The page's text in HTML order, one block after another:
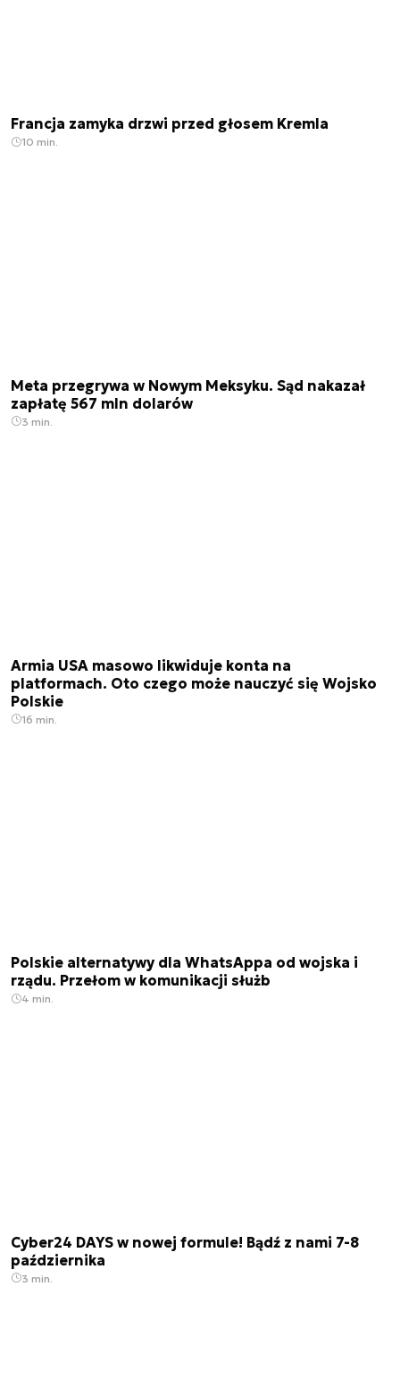
Francja zamyka drzwi przed głosem Kremla
10 min.
Meta przegrywa w Nowym Meksyku. Sąd nakazał
zapłatę 567 mln dolarów
3 min.
Armia USA masowo likwiduje konta na
platformach. Oto czego może nauczyć się Wojsko
Polskie
16 min.
Polskie alternatywy dla WhatsAppa od wojska i
rządu. Przełom w komunikacji służb
4 min.
Cyber24 DAYS w nowej formule! Bądź z nami 7-8
października
3 min.